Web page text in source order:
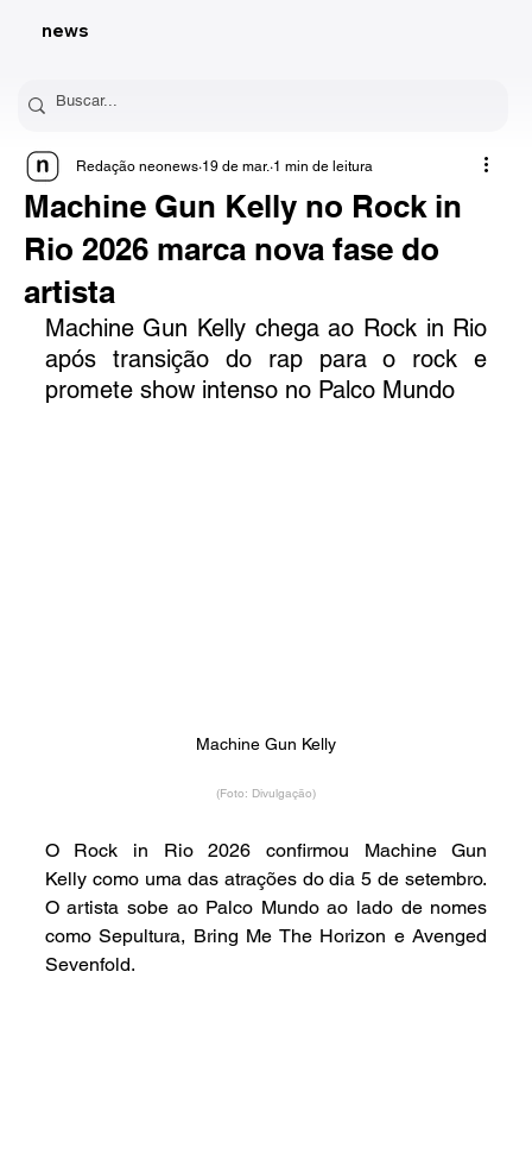
news
Machine Gun Kelly no Rock in
Rio 2026 marca nova fase do
artista
Redação neonews 19 de mar. 1 min de leitura
Machine Gun Kelly chega ao Rock in Rio
após transição do rap para o rock e
promete show intenso no Palco Mundo
Machine Gun Kelly
(Foto: Divulgação)
O Rock in Rio 2026 confirmou Machine Gun
Kelly como uma das atrações do dia 5 de setembro.
O artista sobe ao Palco Mundo ao lado de nomes
como Sepultura, Bring Me The Horizon e Avenged
Sevenfold.